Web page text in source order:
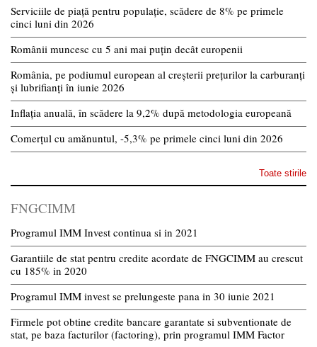
Serviciile de piață pentru populație, scădere de 8% pe primele
cinci luni din 2026
Românii muncesc cu 5 ani mai puțin decât europenii
România, pe podiumul european al creșterii prețurilor la carburanți
și lubrifianți în iunie 2026
Inflația anuală, în scădere la 9,2% după metodologia europeană
Comerțul cu amănuntul, -5,3% pe primele cinci luni din 2026
Toate stirile
FNGCIMM
Programul IMM Invest continua si in 2021
Garantiile de stat pentru credite acordate de FNGCIMM au crescut
cu 185% in 2020
Programul IMM invest se prelungeste pana in 30 iunie 2021
Firmele pot obtine credite bancare garantate si subventionate de
stat, pe baza facturilor (factoring), prin programul IMM Factor